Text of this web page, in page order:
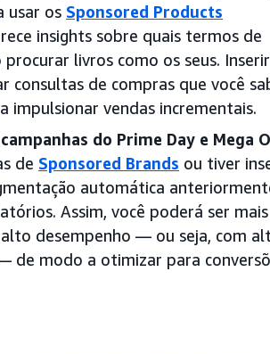
usar os Sponsored Products
insights sobre quais termos de
livros como os seus.
consultas de compras que você
impulsionar vendas incrementais.
do Prime Day e Mega
de Sponsored Brands ou tiver
automática
Assim, você poderá ser mais
desempenho — ou seja, com
de modo a otimizar para